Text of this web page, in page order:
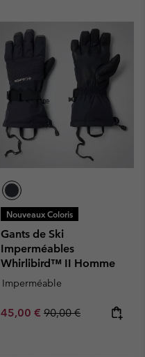
Nouveaux Coloris
Gants de Ski
Imperméables
Whirlibird™ II Homme
Imperméable
Sale price:
45,00 € Regular price:
90,00 €